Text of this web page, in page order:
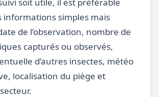
informations simples mais
de l’observation, nombre de
capturés ou observés,
d’autres insectes, météo
localisation du piège et